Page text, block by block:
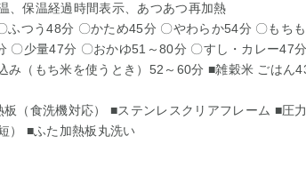
、保温経過時間表示、あつあつ再加熱
ふつう48分 〇かため45分 〇やわらか54分 〇もち
〇少量47分 〇おかゆ51～80分 〇すし・カレー47
み（もち米を使うとき）52～60分 ■雑穀米 ごはん
（食洗機対応） ■ステンレスクリアフレーム ■圧
） ■ふた加熱板丸洗い